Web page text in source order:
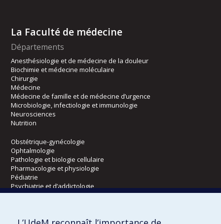
La Faculté de médecine
Départements
Anesthésiologie et de médecine de la douleur
Biochimie et médecine moléculaire
Chirurgie
Médecine
Médecine de famille et de médecine d’urgence
Microbiologie, infectiologie et immunologie
Neurosciences
Nutrition
Obstétrique-gynécologie
Ophtalmologie
Pathologie et biologie cellulaire
Pharmacologie et physiologie
Pédiatrie
Psychiatrie et d’addictologie
Radiologie, radio-oncologie et médecine nucléaire